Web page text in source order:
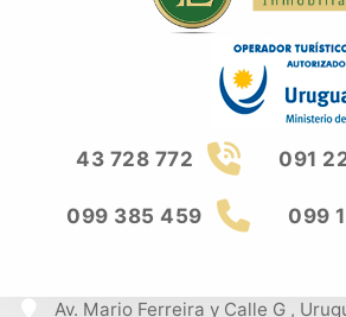
43 728 772 091
099 385 459 099
Av. Mario Ferreira y Calle G ,